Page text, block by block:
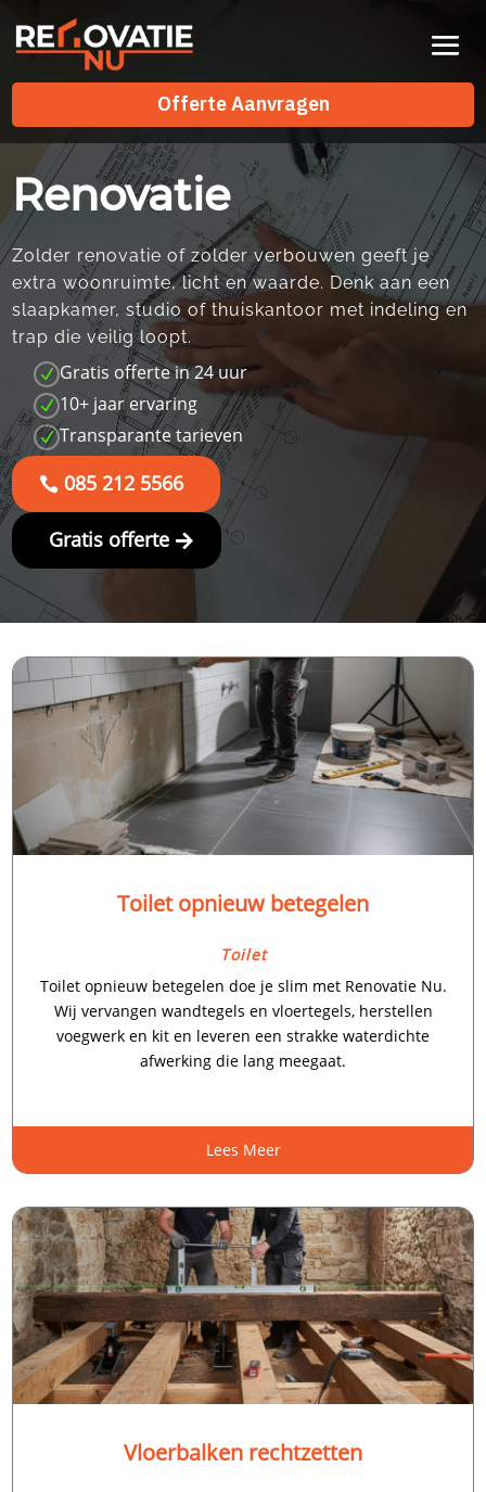
Offerte Aanvragen
Offerte Aanvragen
Renovatie
Zolder renovatie of zolder verbouwen geeft je
extra woonruimte, licht en waarde.​ Denk aan een
slaapkamer, studio of thuiskantoor met indeling en
trap die veilig loopt.​
N Gratis offerte in 24 uur
N 10+ jaar ervaring
N Transparante tarieven
085 212 5566
Gratis offerte
Toilet opnieuw betegelen
Toilet
Toilet opnieuw betegelen doe je slim met Renovatie Nu.​
Wij vervangen wandtegels en vloertegels, herstellen
voegwerk en kit en leveren een strakke waterdichte
afwerking die lang meegaat.​
Lees Meer
Vloerbalken rechtzetten